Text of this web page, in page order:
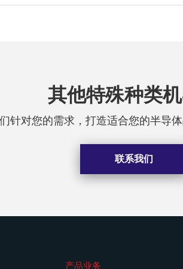
其他特殊种类
针对您的需求，打造适合您的半导
联系我们
产品业务